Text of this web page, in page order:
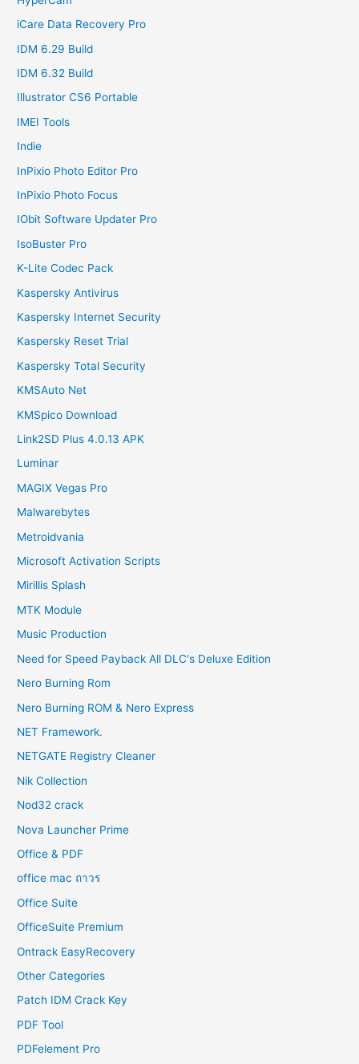
iCare Data Recovery Pro
IDM 6.29 Build
IDM 6.32 Build
Illustrator CS6 Portable
IMEI Tools
Indie
InPixio Photo Editor Pro
InPixio Photo Focus
IObit Software Updater Pro
IsoBuster Pro
K-Lite Codec Pack
Kaspersky Antivirus
Kaspersky Internet Security
Kaspersky Reset Trial
Kaspersky Total Security
KMSAuto Net
KMSpico Download
Link2SD Plus 4.0.13 APK
Luminar
MAGIX Vegas Pro
Malwarebytes
Metroidvania
Microsoft Activation Scripts
Mirillis Splash
MTK Module
Music Production
Need for Speed Payback All DLC's Deluxe Edition
Nero Burning Rom
Nero Burning ROM & Nero Express
NET Framework.
NETGATE Registry Cleaner
Nik Collection
Nod32 crack
Nova Launcher Prime
Office & PDF
office mac ถาวร
Office Suite
OfficeSuite Premium
Ontrack EasyRecovery
Other Categories
Patch IDM Crack Key
PDF Tool
PDFelement Pro